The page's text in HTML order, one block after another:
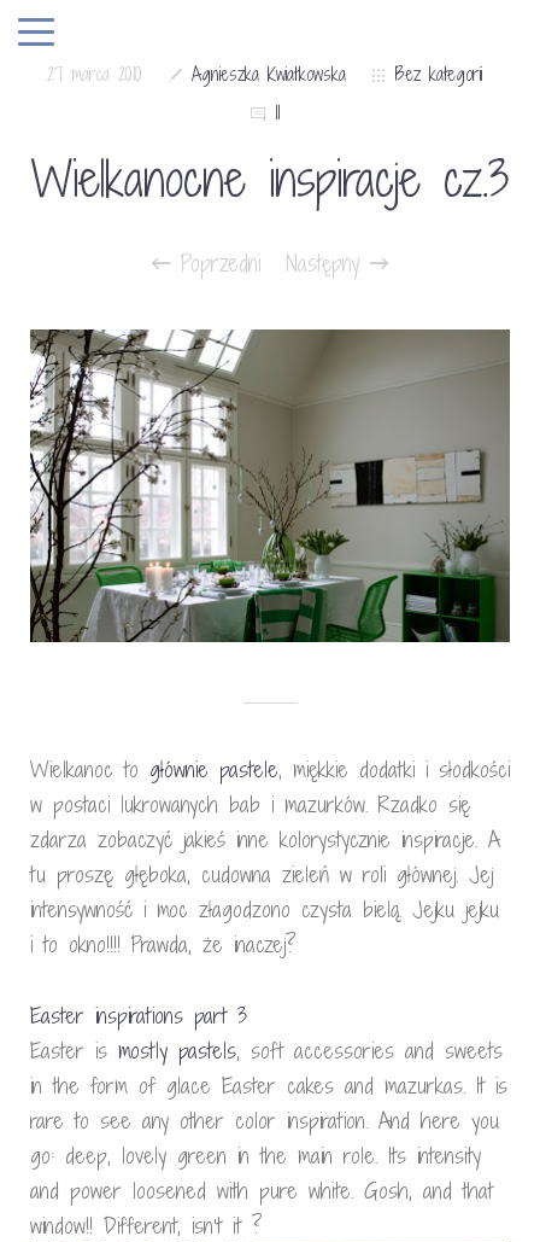
27 marca 2010 Agnieszka Kwiatkowska
Bez kategorii
11
Wielkanocne inspiracje cz.3
Poprzedni Następny
Wielkanoc to głównie pastele, miękkie dodatki i słodkości
w postaci lukrowanych bab i mazurków. Rzadko się
zdarza zobaczyć jakieś inne kolorystycznie inspiracje. A
tu proszę głęboka, cudowna zieleń w roli głównej. Jej
intensywność i moc złagodzono czysta bielą. Jejku jejku
i to okno!!!! Prawda, że inaczej?
Easter inspirations part 3
Easter is mostly pastels, soft accessories and sweets
in the form of glace Easter cakes and mazurkas. It is
rare to see any other color inspiration. And here you
go: deep, lovely green in the main role. Its intensity
and power loosened with pure white. Gosh, and that
window!! Different, isn’t it ?